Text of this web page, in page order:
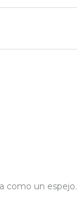
como un espejo.